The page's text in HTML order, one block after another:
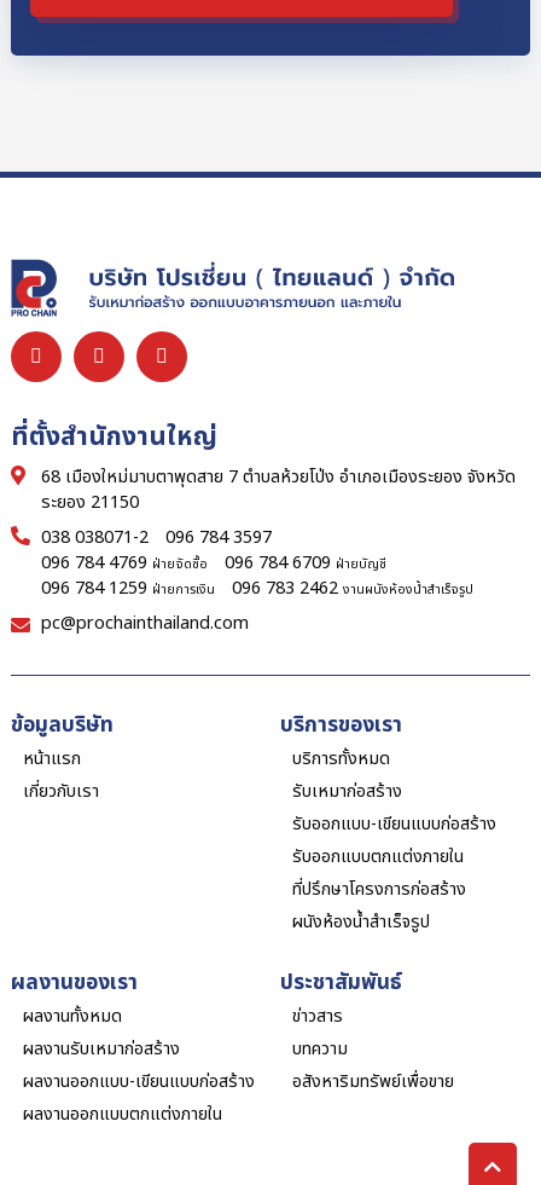
ที่ตั้งสำนักงานใหญ่
68 เมืองใหม่มาบตาพุดสาย 7 ตำบลห้วยโป่ง อำเภอเมืองระยอง จังหวัด
ระยอง 21150
038 038071-2
096 784 3597
096 784 4769 ฝ่ายจัดซื้อ 096 784 6709 ฝ่ายบัญชี
096 784 1259 ฝ่ายการเงิน 096 783 2462 งานผนังห้องน้ำสำเร็จรูป
pc@prochainthailand.com
ข้อมูลบริษัท
หน้าแรก
เกี่ยวกับเรา
บริการของเรา
บริการทั้งหมด
รับเหมาก่อสร้าง
รับออกแบบ-เขียนแบบก่อสร้าง
รับออกแบบตกแต่งภายใน
ที่ปรึกษาโครงการก่อสร้าง
ผนังห้องน้ำสำเร็จรูป
ผลงานของเรา
ผลงานทั้งหมด
ผลงานรับเหมาก่อสร้าง
ผลงานออกแบบ-เขียนแบบก่อสร้าง
ผลงานออกแบบตกแต่งภายใน
ประชาสัมพันธ์
ข่าวสาร
บทความ
อสังหาริมทรัพย์เพื่อขาย